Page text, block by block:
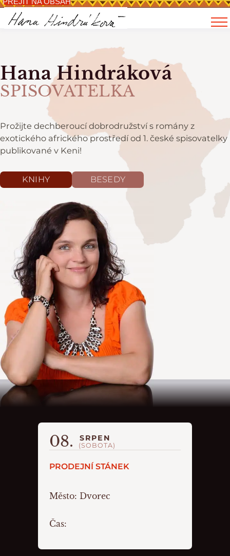
Hana Hindráková
SPISOVATELKA
Prožijte dechberoucí dobrodružství s romány z
exotického afrického prostředí od 1. české spisovatelky
publikované v Keni!
KNIHY BESEDY
PRODEJNÍ STÁNEK
Město:Dvorec
Čas:
08. SRPEN
(SOBOTA)